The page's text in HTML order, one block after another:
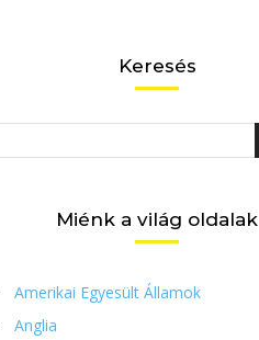
Keresés
Miénk a világ oldalak
Amerikai Egyesült Államok
Anglia